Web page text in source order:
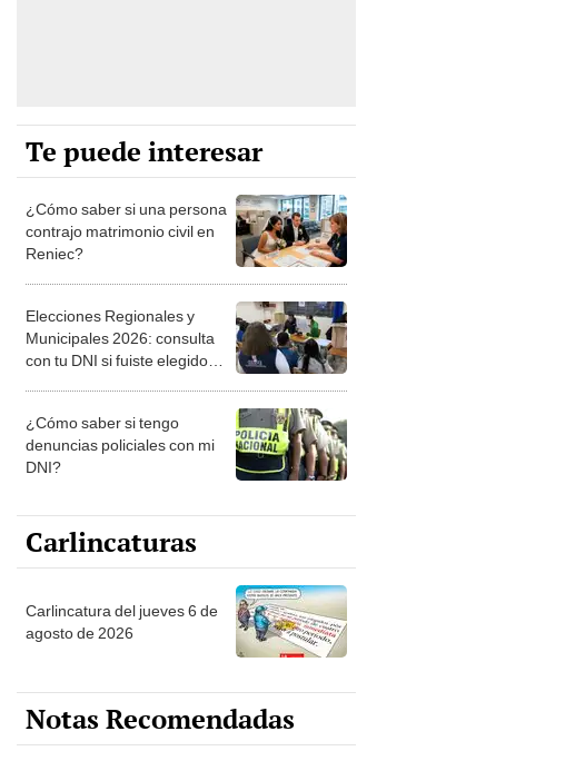
Te puede interesar
¿Cómo saber si una persona
contrajo matrimonio civil en
Reniec?
Elecciones Regionales y
Municipales 2026: consulta
con tu DNI si fuiste elegido
la ONPE
¿Cómo saber si tengo
denuncias policiales con mi
DNI?
Carlincaturas
Carlincatura del jueves 6 de
agosto de 2026
Notas Recomendadas